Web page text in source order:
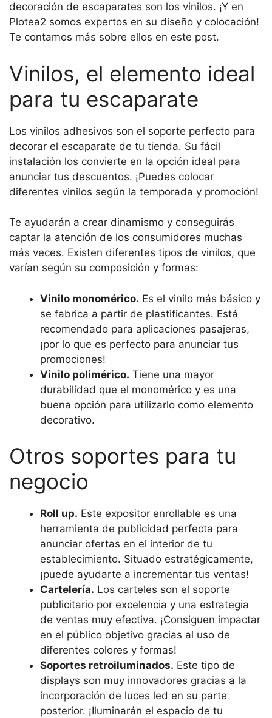
decoración de escaparates son los vinilos. ¡Y en
Plotea2 somos expertos en su diseño y colocación!
Te contamos más sobre ellos en este post.
Vinilos, el elemento ideal
para tu escaparate
Los vinilos adhesivos son el soporte perfecto para
decorar el escaparate de tu tienda. Su fácil
instalación los convierte en la opción ideal para
anunciar tus descuentos. ¡Puedes colocar
diferentes vinilos según la temporada y promoción!
Te ayudarán a crear dinamismo y conseguirás
captar la atención de los consumidores muchas
más veces. Existen diferentes tipos de vinilos, que
varían según su composición y formas:
Vinilo monomérico. Es el vinilo más básico y
se fabrica a partir de plastificantes. Está
recomendado para aplicaciones pasajeras,
¡por lo que es perfecto para anunciar tus
promociones!
Vinilo polimérico. Tiene una mayor
durabilidad que el monomérico y es una
buena opción para utilizarlo como elemento
decorativo.
Otros soportes para tu
negocio
Roll up. Este expositor enrollable es una
herramienta de publicidad perfecta para
anunciar ofertas en el interior de tu
establecimiento. Situado estratégicamente,
¡puede ayudarte a incrementar tus ventas!
Cartelería. Los carteles son el soporte
publicitario por excelencia y una estrategia
de ventas muy efectiva. ¡Consiguen impactar
en el público objetivo gracias al uso de
diferentes colores y formas!
Soportes retroiluminados. Este tipo de
displays son muy innovadores gracias a la
incorporación de luces led en su parte
posterior. ¡Iluminarán el espacio de tu